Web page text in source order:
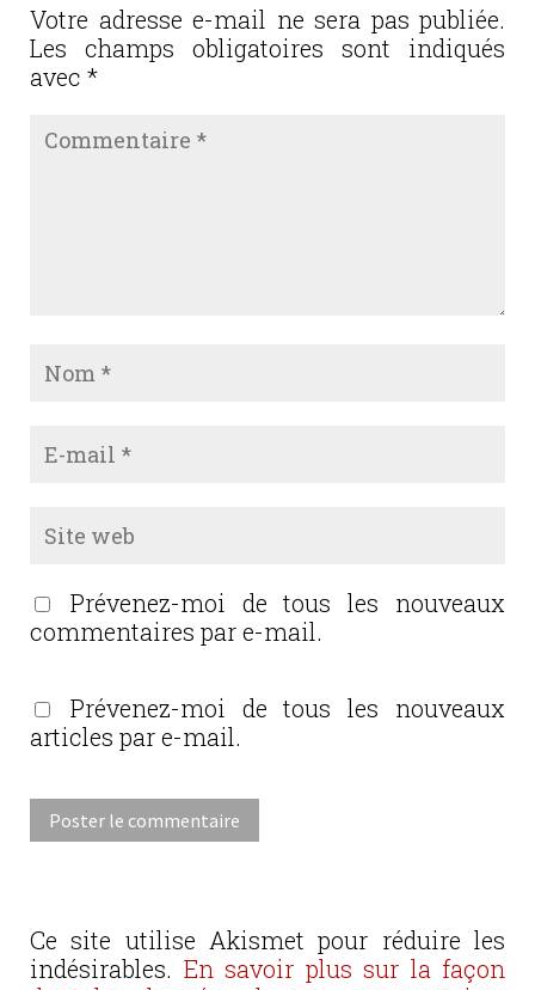
Votre adresse e-mail ne sera pas publiée.
Les champs obligatoires sont indiqués
avec *
Prévenez-moi de tous les nouveaux
commentaires par e-mail.
Prévenez-moi de tous les nouveaux
articles par e-mail.
Ce site utilise Akismet pour réduire les
indésirables. En savoir plus sur la façon